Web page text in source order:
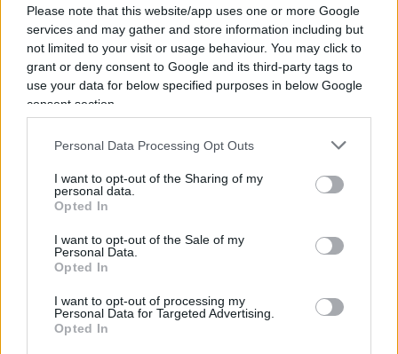
Please note that this website/app uses one or more Google
services and may gather and store information including but
not limited to your visit or usage behaviour. You may click to
grant or deny consent to Google and its third-party tags to
use your data for below specified purposes in below Google
consent section.
Personal Data Processing Opt Outs
I want to opt-out of the Sharing of my
personal data.
Opted In
I want to opt-out of the Sale of my
Personal Data.
Opted In
I want to opt-out of processing my
Personal Data for Targeted Advertising.
Opted In
statunitense per attingere a un enorme database
biometrico, costruito proprio dalle truppe Usa,
per identificare con certezza qualsiasi persona che
ha aiutato gli Usa o i suoi alleati della Nato.
Database che include impronte digitali, scansioni
in un edificio presso il Ministero degli Interni a
Tutti coloro che negli ultimi dodici anni hanno
lavorato con il governo afghano o con le forze
armate statunitensi, inclusi interpreti, autisti,
infermieri e segretari, erano stati sottoposti a
impronte digitali e scansionati per il database